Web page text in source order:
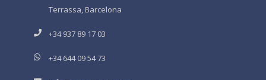
Terrassa, Barcelona
+34 937 89 17 03
+34 644 09 54 73